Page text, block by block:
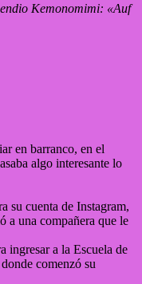
Kemonomimi: «Auf
en barranco, en el
algo interesante lo
su cuenta de Instagram,
a una compañera que le
ingresar a la Escuela de
comenzó su